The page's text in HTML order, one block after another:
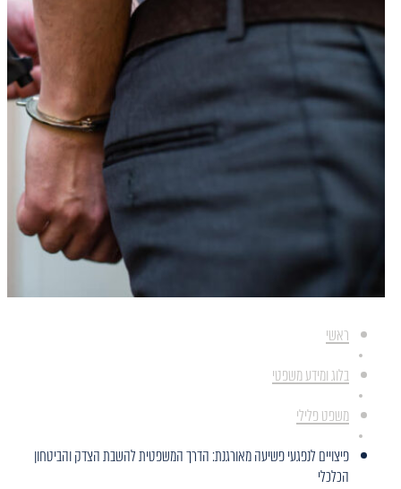
ראשי
בלוג ומידע משפטי
משפט פלילי
פיצויים לנפגעי פשיעה מאורגנת: הדרך המשפטית להשבת הצדק והביטחון
הכלכלי